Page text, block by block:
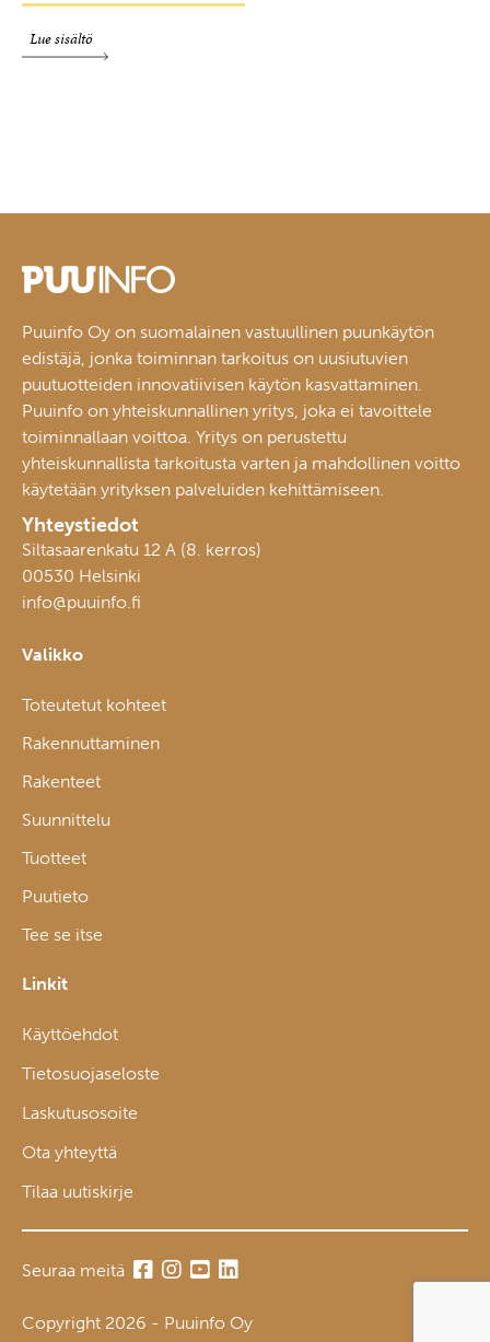
Lue sisältö
Puuinfo Oy on suomalainen vastuullinen puunkäytön
edistäjä, jonka toiminnan tarkoitus on uusiutuvien
puutuotteiden innovatiivisen käytön kasvattaminen.
Puuinfo on yhteiskunnallinen yritys, joka ei tavoittele
toiminnallaan voittoa. Yritys on perustettu
yhteiskunnallista tarkoitusta varten ja mahdollinen voitto
käytetään yrityksen palveluiden kehittämiseen.
Yhteystiedot
Siltasaarenkatu 12 A (8. kerros)
00530 Helsinki
info@puuinfo.fi
Valikko
Toteutetut kohteet
Rakennuttaminen
Rakenteet
Suunnittelu
Tuotteet
Puutieto
Tee se itse
Linkit
Käyttöehdot
Tietosuojaseloste
Laskutusosoite
Ota yhteyttä
Tilaa uutiskirje
Seuraa meitä
Copyright 2026 - Puuinfo Oy